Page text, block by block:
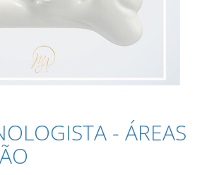
- ÁREAS